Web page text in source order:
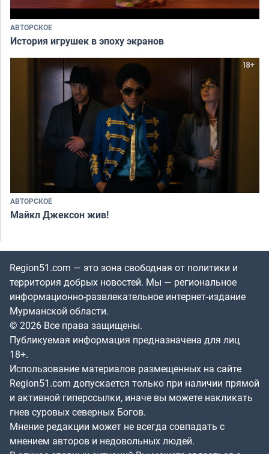
АВТОРСКОЕ
История игрушек в эпоху экранов
АВТОРСКОЕ
Майкл Джексон жив!
Region51.com — это зона свободная от политики и
территория добрых новостей. Мы — региональное
информационно-развлекательное интернет-издание
Мурманской области.
© 2026 Все права защищены.
Публикуемая информация предназначена для лиц
18+.
Использование материалов размещенных на сайте
Region51.com допускается только при наличии прямой
и активной гиперссылки, иначе вы можете накликать
гнев суровых северных Богов.
Мнение редакции может не всегда совпадать с
мнением авторов и недовольных людей.